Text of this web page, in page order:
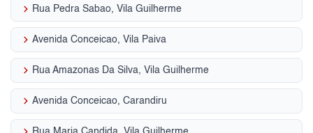
keyboard_arrow_right Rua Pedra Sabao, Vila Guilherme
keyboard_arrow_right Avenida Conceicao, Vila Paiva
keyboard_arrow_right Rua Amazonas Da Silva, Vila Guilherme
keyboard_arrow_right Avenida Conceicao, Carandiru